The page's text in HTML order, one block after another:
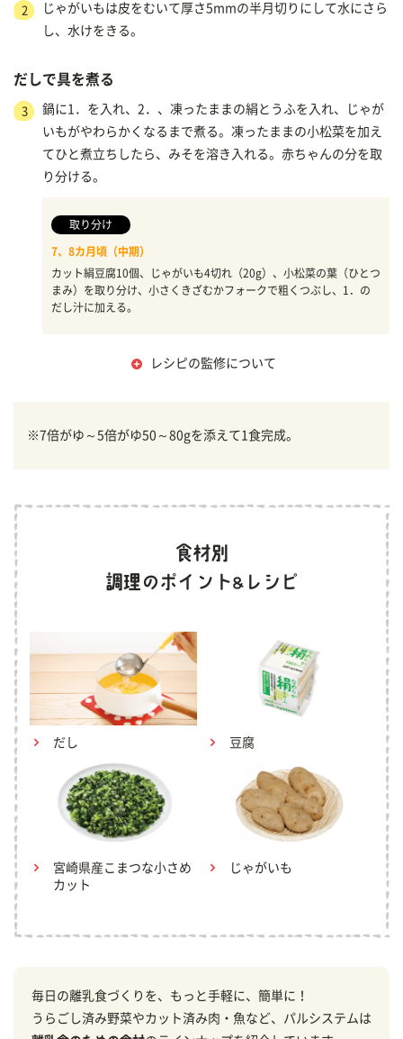
2
じゃがいもは皮をむいて厚さ5mmの半月切りにして水にさら
し、水けをきる。
だしで具を煮る
3
鍋に1．を入れ、2．、凍ったままの絹とうふを入れ、じゃが
いもがやわらかくなるまで煮る。凍ったままの小松菜を加え
てひと煮立ちしたら、みそを溶き入れる。赤ちゃんの分を取
り分ける。
取り分け
7、8カ月頃（中期）
カット絹豆腐10個、じゃがいも4切れ（20g）、小松菜の葉（ひとつ
まみ）を取り分け、小さくきざむかフォークで粗くつぶし、1．の
だし汁に加える。
レシピの監修について
※7倍がゆ～5倍がゆ50～80gを添えて1食完成。
だし 豆腐
宮崎県産こまつな小さめ
カット
じゃがいも
毎日の離乳食づくりを、もっと手軽に、簡単に！
うらごし済み野菜やカット済み肉・魚など、パルシステムは